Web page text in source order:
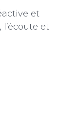
et
l’écoute et